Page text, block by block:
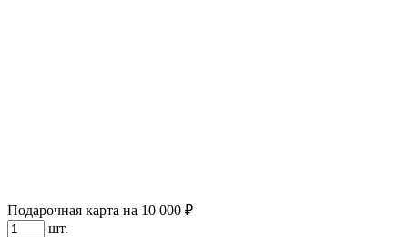
Подарочная карта на 10 000 ₽
шт.